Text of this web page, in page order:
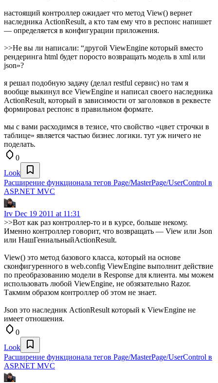
настоящий контроллер ожидает что метод View() вернет
наследника ActionResult, а кто там ему что в респонс напишет
— определяется в конфигурации приложения.
>>Не вы ли написали: “другой ViewEngine который вместо
рендеринга html будет поросто возвращать модель в xml или
json»?
я решал подобную задачу (делал restful сервис) но там я
вообще выкинул все ViewEngine и написал своего наследника
ActionResult, который в зависимости от заголовков в реквесте
формировал респонс в правильном формате.
мы с вами расходимся в тезисе, что свойство «цвет строчки в
таблице» является частью бизнес логики. тут уж ничего не
поделать.
0
Look
Расширение функционала тегов Page/MasterPage/UserControl в
ASP.NET MVC
Irv Dec 19 2011 at 11:31
>>Вот как раз контроллер-то и в курсе, больше некому.
Именно контроллер говорит, что возвращать — View или Json
или НашГениальныйActionResult.
View() это метод базового класса, который на основе
сконфигуренного в web.config ViewEngine выполнит действие
по преобразованию модели в Response для клиента. мы можем
использовать любой ViewEngine, не обзязательно Razor.
Такмим образом контроллер об этом не знает.
Json это наследник ActionResult который к ViewEngine не
имеет отношения.
0
Look
Расширение функционала тегов Page/MasterPage/UserControl в
ASP.NET MVC